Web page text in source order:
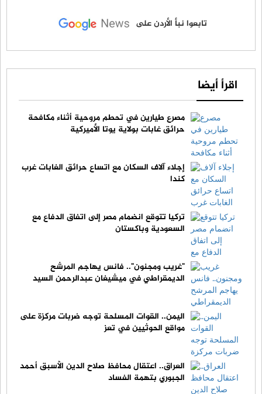
تابعوا نبأ الأردن على
اقرأ أيضا
مصرع طيارين في تحطم مروحية أثناء مكافحة
حرائق غابات بولاية يوتا الأميركية
إجلاء آلاف السكان مع اتساع حرائق الغابات غرب
كندا
تركيا تتوقع انضمام مصر إلى اتفاق الدفاع مع
السعودية وباكستان
"غريب ومجنون".. فانس يهاجم المرشح
الديمقراطي في ميشيغان عبدالرحمن السيد
اليمن.. القوات المسلحة توجه ضربات مركزة على
مواقع الحوثيين في تعز
العراق.. اعتقال محافظ صلاح الدين الأسبق أحمد
الجبوري بتهمة الفساد